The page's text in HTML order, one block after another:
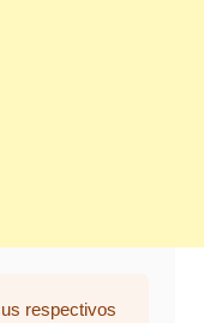
respectivos